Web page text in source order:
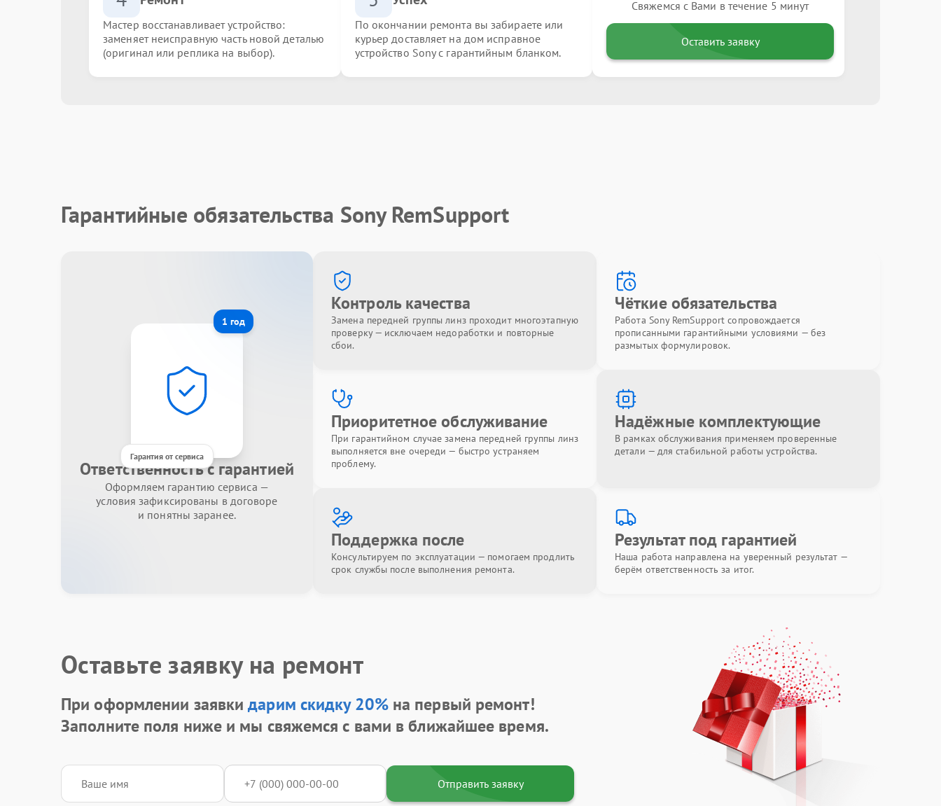
Мастер восстанавливает устройство:
заменяет неисправную часть новой деталью
(оригинал или реплика на выбор).
По окончании ремонта вы забираете или
курьер доставляет на дом исправное
устройство Sony с гарантийным бланком.
Свяжемся с Вами в течение 5 минут
Оставить заявку
Гарантийные обязательства Sony RemSupport
1 год
Гарантия от сервиса
Ответственность с гарантией
Оформляем гарантию сервиса —
условия зафиксированы в договоре
и понятны заранее.
Контроль качества
Замена передней группы линз проходит многоэтапную
проверку — исключаем недоработки и повторные
сбои.
Чёткие обязательства
Работа Sony RemSupport сопровождается
прописанными гарантийными условиями — без
размытых формулировок.
Приоритетное обслуживание
При гарантийном случае замена передней группы линз
выполняется вне очереди — быстро устраняем
проблему.
Надёжные комплектующие
В рамках обслуживания применяем проверенные
детали — для стабильной работы устройства.
Поддержка после
Консультируем по эксплуатации — помогаем продлить
срок службы после выполнения ремонта.
Результат под гарантией
Наша работа направлена на уверенный результат —
берём ответственность за итог.
Оставьте заявку на ремонт
При оформлении заявкидарим скидку 20%на первый ремонт!
Заполните поля ниже и мы свяжемся с вами в ближайшее время.
Отправить заявку